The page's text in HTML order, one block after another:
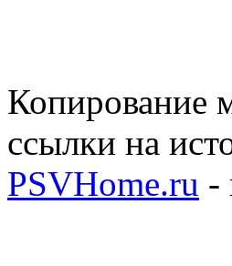
Копирование
ссылки на
PSVHome.ru -